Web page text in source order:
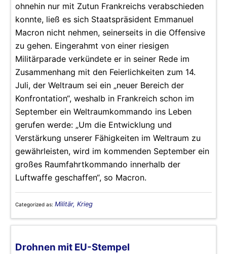
ohnehin nur mit Zutun Frankreichs verabschieden
konnte, ließ es sich Staatspräsident Emmanuel
Macron nicht nehmen, seinerseits in die Offensive
zu gehen. Eingerahmt von einer riesigen
Militärparade verkündete er in seiner Rede im
Zusammenhang mit den Feierlichkeiten zum 14.
Juli, der Weltraum sei ein „neuer Bereich der
Konfrontation“, weshalb in Frankreich schon im
September ein Weltraumkommando ins Leben
gerufen werde: „Um die Entwicklung und
Verstärkung unserer Fähigkeiten im Weltraum zu
gewährleisten, wird im kommenden September ein
großes Raumfahrtkommando innerhalb der
Luftwaffe geschaffen“, so Macron.
Categorized as: Militär, Krieg
Drohnen mit EU-Stempel